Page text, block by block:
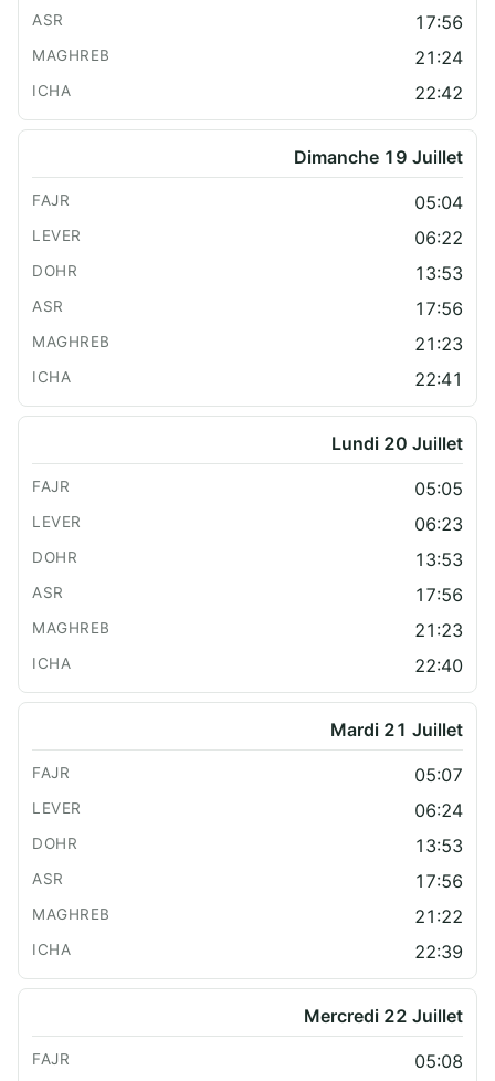
17:56
21:24
22:42
Dimanche 19 Juillet
05:04
06:22
13:53
17:56
21:23
22:41
Lundi 20 Juillet
05:05
06:23
13:53
17:56
21:23
22:40
Mardi 21 Juillet
05:07
06:24
13:53
17:56
21:22
22:39
Mercredi 22 Juillet
05:08